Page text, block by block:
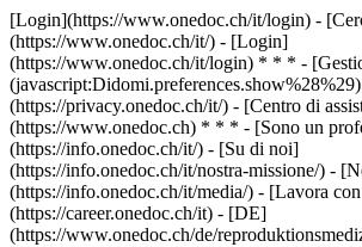
[Login](https://www.onedoc.ch/it/login) -
(https://www.onedoc.ch/it/) - [Login]
(https://www.onedoc.ch/it/login) * * * -
(https://privacy.onedoc.ch/it/) - [Centro di
(https://www.onedoc.ch) * * * - [Sono un
(https://info.onedoc.ch/it/) - [Su di noi]
(https://info.onedoc.ch/it/nostra-missione/) -
(https://info.onedoc.ch/it/media/) - [Lavora
(https://career.onedoc.ch/it) - [DE]
(https://www.onedoc.ch/de/